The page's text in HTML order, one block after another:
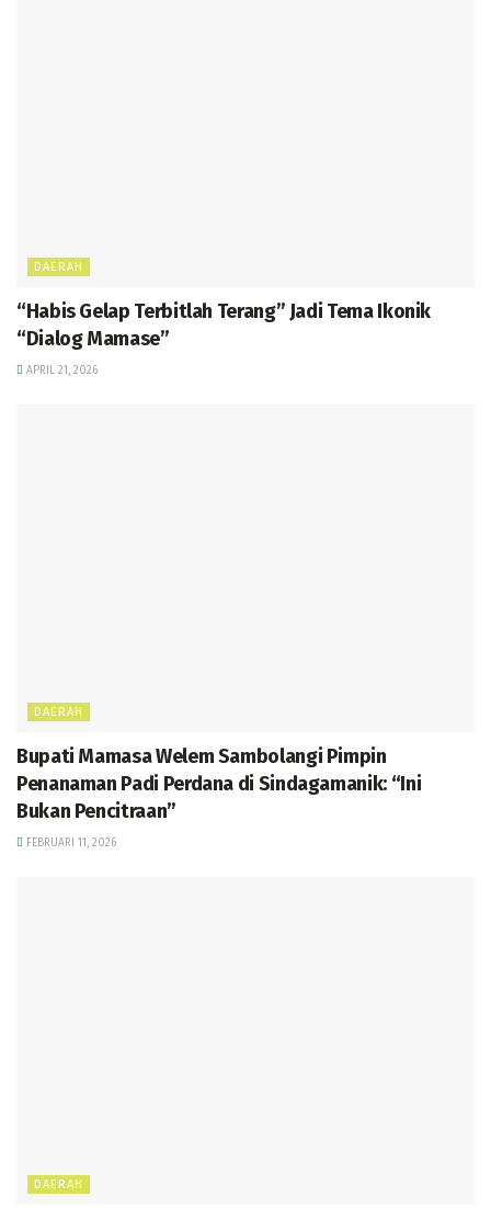
DAERAH
“Habis Gelap Terbitlah Terang” Jadi Tema Ikonik
“Dialog Mamase”
APRIL 21, 2026
DAERAH
Bupati Mamasa Welem Sambolangi Pimpin
Penanaman Padi Perdana di Sindagamanik: “Ini
Bukan Pencitraan”
FEBRUARI 11, 2026
DAERAH